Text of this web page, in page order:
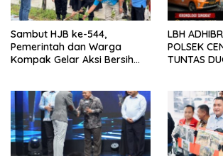
Sambut HJB ke-544,
Pemerintah dan Warga
Kompak Gelar Aksi Bersih
LBH
POLSEK
TUNTAS